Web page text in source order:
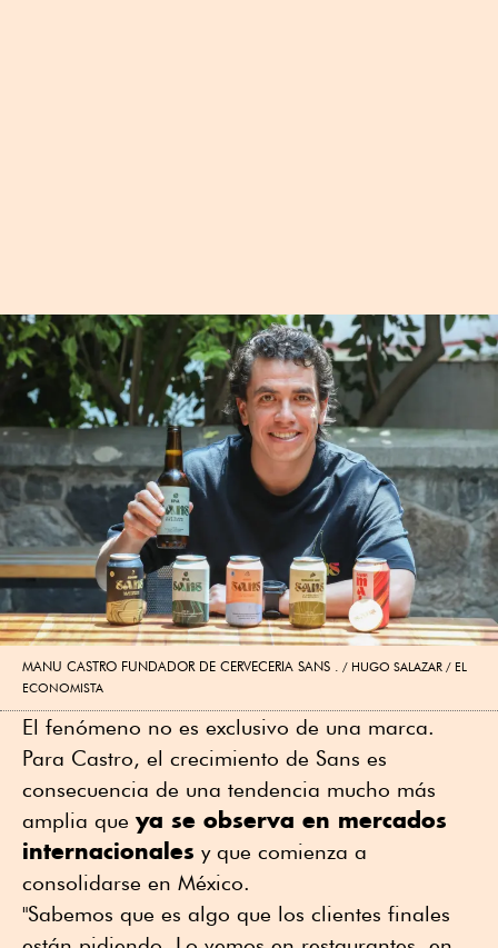
MANU CASTRO FUNDADOR DE CERVECERIA SANS .
HUGO SALAZAR / EL
ECONOMISTA
El fenómeno no es exclusivo de una marca.
Para Castro, el crecimiento de Sans es
consecuencia de una tendencia mucho más
amplia que ya se observa en mercados
internacionales y que comienza a
consolidarse en México.
"Sabemos que es algo que los clientes finales